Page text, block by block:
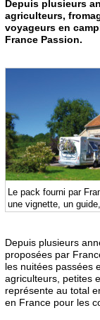
Depuis plusieurs
agriculteurs,
voyageurs en
France Passion.
Le pack fourni par
une vignette, un
Depuis plusieurs
proposées par
les nuitées passées
agriculteurs, petites
représente au total
en France pour les